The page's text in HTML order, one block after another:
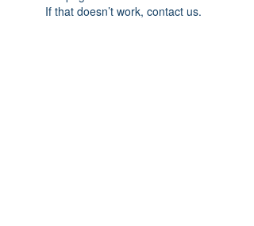
If that doesn’t work, contact us.